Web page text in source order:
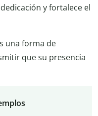
y fortalece el
una forma de
que su presencia